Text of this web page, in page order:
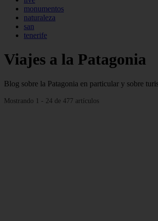
monumentos
naturaleza
san
tenerife
Viajes a la Patagonia
Blog sobre la Patagonia en particular y sobre
Mostrando 1 - 24 de 477 artículos